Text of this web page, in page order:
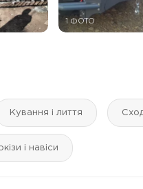
1 ФОТО
Кування і лиття
і навіси